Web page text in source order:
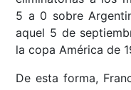
5 a 0 sobre
aquel 5 de
la copa América de
De esta forma,